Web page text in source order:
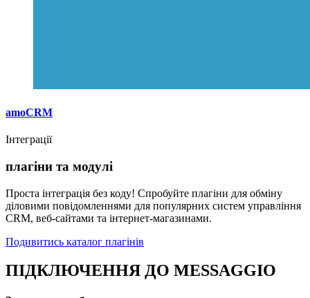
amoCRM
Інтеграції
плагіни та модулі
Проста інтеграція без коду! Спробуйте плагіни для обміну
діловими повідомленнями для популярних систем управління
CRM, веб-сайтами та інтернет-магазинами.
Подивитись каталог плагінів
ПІДКЛЮЧЕННЯ ДО MESSAGGIO